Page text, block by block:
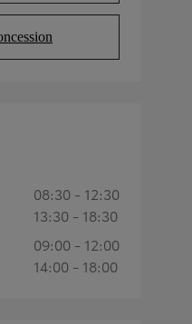
in new tab)
08:30 - 12:30
13:30 - 18:30
09:00 - 12:00
14:00 - 18:00